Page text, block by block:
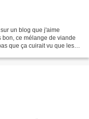
un blog que j'aime
bon, ce mélange de viande
que ça cuirait vu que les